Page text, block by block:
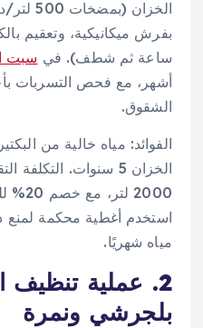
الخزان
ساعة ثم شطف). في سبت
أشهر، مع فحص التسربات
الشقوق.
2000
استخدم أغطية محكمة لمنع
مياه شهريًا.
2. عملية تنظيف
بلجرشي ونمرة